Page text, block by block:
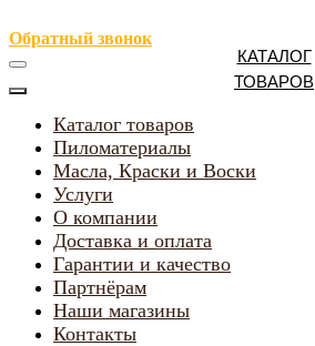
Обратный звонок
Каталог товаров
Пиломатериалы
Масла, Краски и Воски
Услуги
О компании
Доставка и оплата
Гарантии и качество
Партнёрам
Наши магазины
Контакты
КАТАЛОГ
ТОВАРОВ